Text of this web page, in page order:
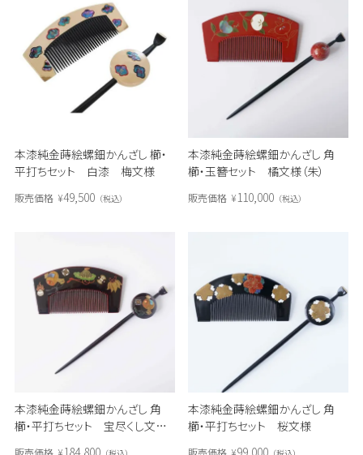
本漆純金蒔絵螺鈿かんざし 櫛・
平打ちセット 白漆 梅文様
販売価格 ¥49,500 税込
本漆純金蒔絵螺鈿かんざし 角
櫛・玉簪セット 橘文様（朱）
販売価格 ¥110,000 税込
本漆純金蒔絵螺鈿かんざし 角
櫛・平打ちセット 宝尽くし文様
販売価格 ¥184,800
本漆純金蒔絵螺鈿かんざし 角
櫛・平打ちセット 桜文様
販売価格 ¥99,000